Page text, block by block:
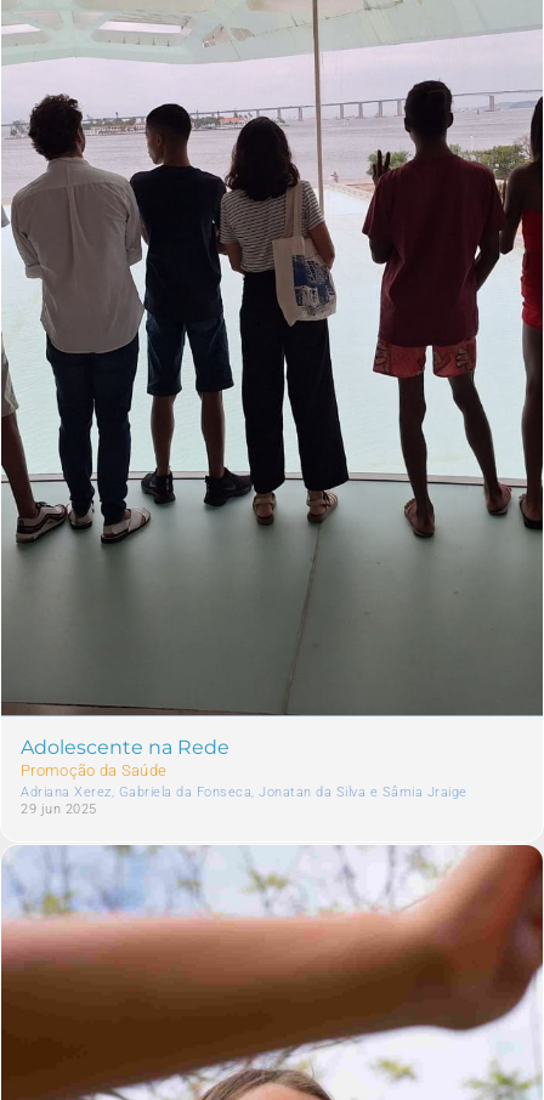
Adolescente na Rede
Promoção da Saúde
Adriana Xerez, Gabriela da Fonseca, Jonatan da Silva e Sâmia Jraige
29 jun 2025